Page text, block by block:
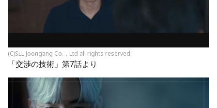
(C)SLL Joongang Co.，Ltd all rights reserved.
「交渉の技術」第7話より